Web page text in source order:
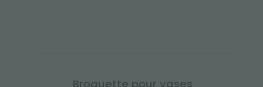
Broquette pour vases